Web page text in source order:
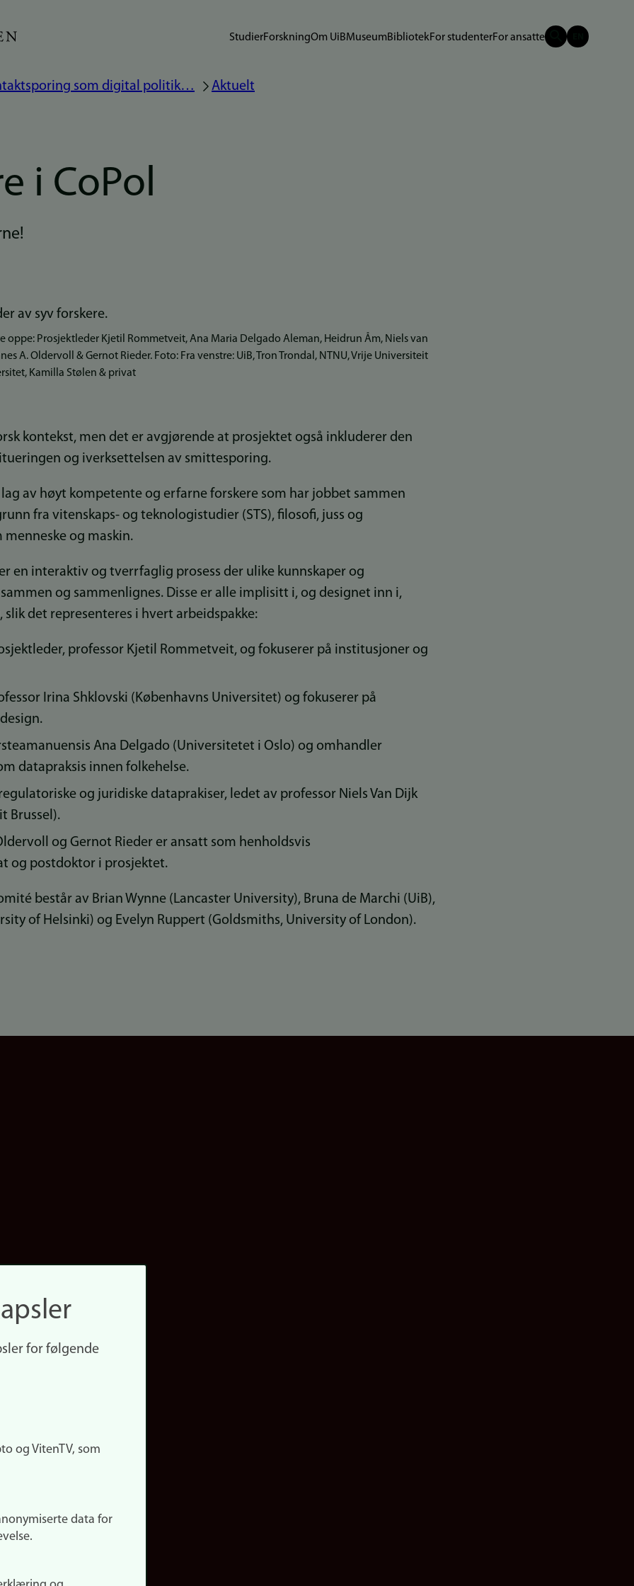
StudierForskningOm UiBMuseumBibliotekFor studenterFor ansatte
som digital politik… Aktuelt
i CoPol
oppe: Prosjektleder Kjetil Rommetveit, Ana Maria Delgado Aleman, Heidrun Åm, Niels van
A. Oldervoll & Gernot Rieder. Foto: Fra venstre: UiB, Tron Trondal, NTNU, Vrije Universiteit
Kamilla Stølen & privat
kontekst, men det er avgjørende at prosjektet også inkluderer den
og iverksettelsen av smittesporing.
lag av høyt kompetente og erfarne forskere som har jobbet sammen
fra vitenskaps- og teknologistudier (STS), filosofi, juss og
og maskin.
en interaktiv og tverrfaglig prosess der ulike kunnskaper og
og sammenlignes. Disse er alle implisitt i, og designet inn i,
det representeres i hvert arbeidspakke:
professor Kjetil Rommetveit, og fokuserer på institusjoner og
Irina Shklovski (Københavns Universitet) og fokuserer på
Ana Delgado (Universitetet i Oslo) og omhandler
datapraksis innen folkehelse.
og juridiske dataprakiser, ledet av professor Niels Van Dijk
Brussel).
og Gernot Rieder er ansatt som henholdsvis
og postdoktor i prosjektet.
består av Brian Wynne (Lancaster University), Bruna de Marchi (UiB),
of Helsinki) og Evelyn Ruppert (Goldsmiths, University of London).
for følgende
og VitenTV, som
data for